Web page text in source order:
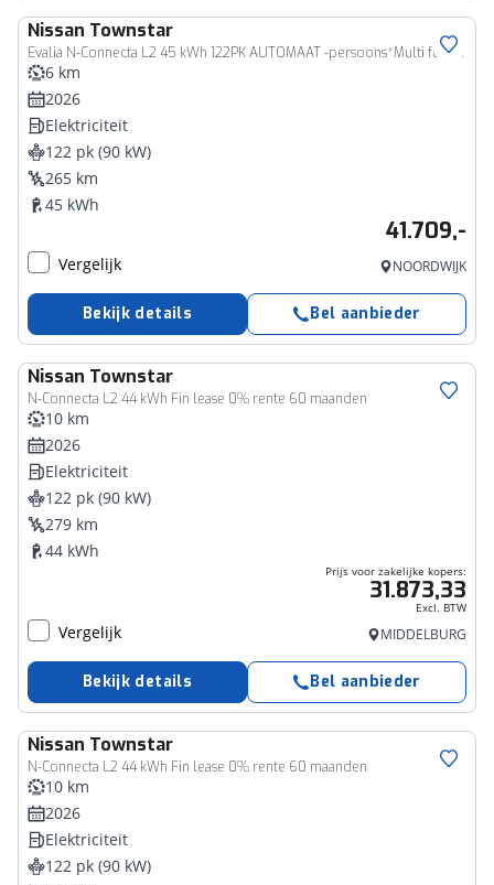
Nissan Townstar
Evalia N-Connecta L2 45 kWh 122PK AUTOMAAT -persoons*Multi functioneel*€5000,- VOORRAADKORTING*Achteruitrijcamera*Parkeersensoren voor en achter*Cruise control*Apple Carplay / Android auto*Automatische regen/licht sensor*
6 km
2026
Elektriciteit
122 pk (90 kW)
265 km
45 kWh
41.709,-
Vergelijk NOORDWIJK
Bekijk details Bel aanbieder
Nissan Townstar
N-Connecta L2 44 kWh Fin lease 0% rente 60 maanden
Bedrijfswagen
10 km
2026
Elektriciteit
122 pk (90 kW)
279 km
44 kWh
Prijs voor zakelijke kopers:
31.873,33
Excl. BTW
Vergelijk MIDDELBURG
Bekijk details Bel aanbieder
Nissan Townstar
N-Connecta L2 44 kWh Fin lease 0% rente 60 maanden
Bedrijfswagen
10 km
2026
Elektriciteit
122 pk (90 kW)